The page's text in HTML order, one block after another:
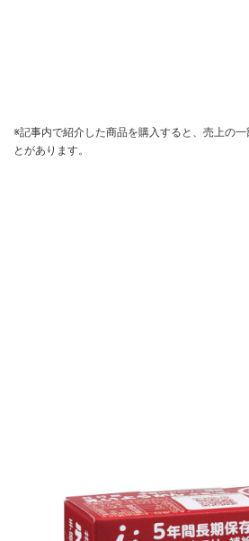
※記事内で紹介した商品を購入すると、売上の
とがあります。